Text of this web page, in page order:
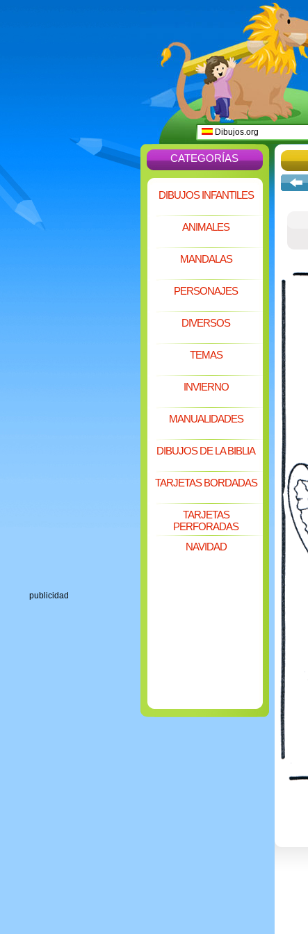
publicidad
Dibujos.org
CATEGORÍAS
DIBUJOS INFANTILES
ANIMALES
MANDALAS
PERSONAJES
DIVERSOS
TEMAS
INVIERNO
MANUALIDADES
DIBUJOS DE LA BIBLIA
TARJETAS BORDADAS
TARJETAS
PERFORADAS
NAVIDAD